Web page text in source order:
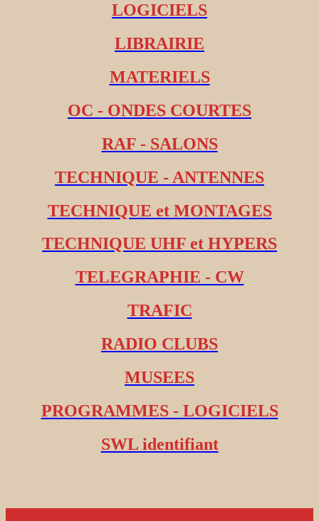
LOGICIELS
LIBRAIRIE
MATERIELS
OC - ONDES COURTES
RAF - SALONS
TECHNIQUE - ANTENNES
TECHNIQUE et MONTAGES
TECHNIQUE UHF et HYPERS
TELEGRAPHIE - CW
TRAFIC
RADIO CLUBS
MUSEES
PROGRAMMES - LOGICIELS
SWL identifiant